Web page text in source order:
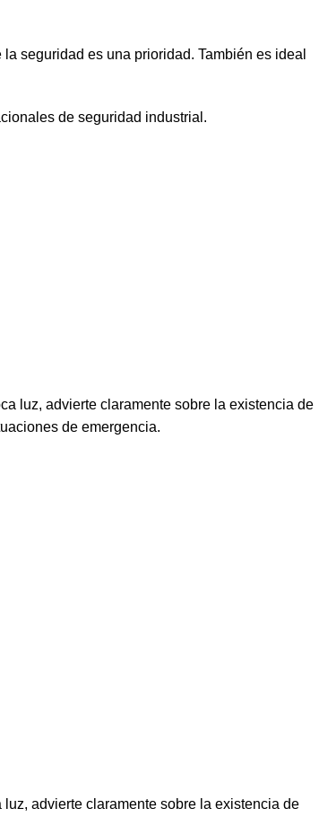
seguridad es una prioridad. También es ideal
de seguridad industrial.
luz, advierte claramente sobre la existencia de
de emergencia.
advierte claramente sobre la existencia de